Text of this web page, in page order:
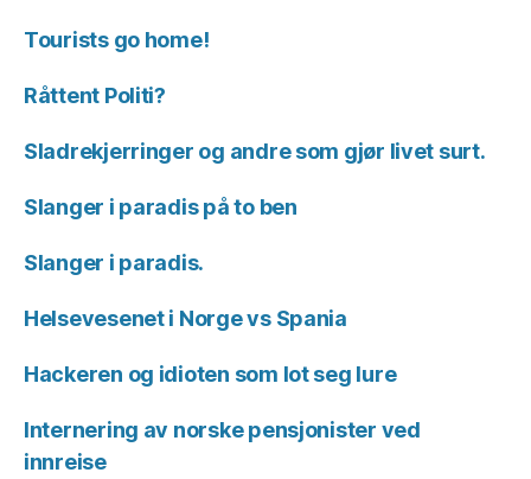
Tourists go home!
Råttent Politi?
Sladrekjerringer og andre som gjør livet surt.
Slanger i paradis på to ben
Slanger i paradis.
Helsevesenet i Norge vs Spania
Hackeren og idioten som lot seg lure
Internering av norske pensjonister ved
innreise